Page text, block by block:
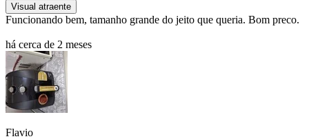
Visual atraente
Funcionando bem, tamanho grande do jeito que queria. Bom preco.
há cerca de 2 meses
Flavio